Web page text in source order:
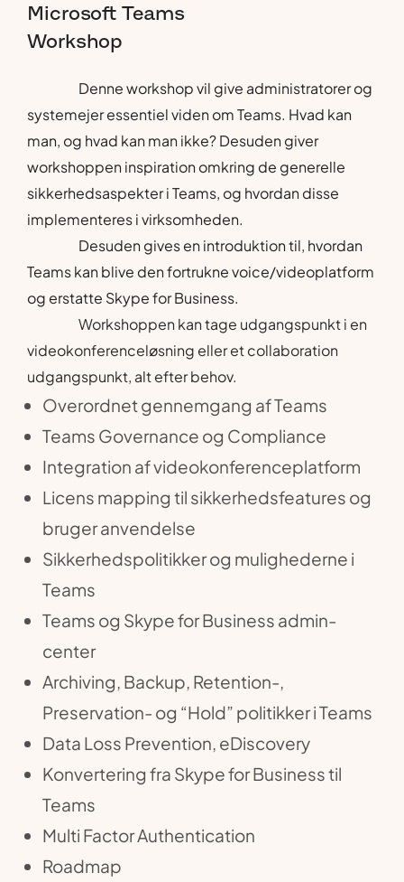
Microsoft Teams
Workshop
Denne workshop vil give administratorer og
systemejer essentiel viden om Teams. Hvad kan
man, og hvad kan man ikke? Desuden giver
workshoppen inspiration omkring de generelle
sikkerhedsaspekter i Teams, og hvordan disse
implementeres i virksomheden.
Desuden gives en introduktion til, hvordan
Teams kan blive den fortrukne voice/videoplatform
og erstatte Skype for Business.
Workshoppen kan tage udgangspunkt i en
videokonferenceløsning eller et collaboration
udgangspunkt, alt efter behov.
Overordnet gennemgang af Teams
Teams Governance og Compliance
Integration af videokonferenceplatform
Licens mapping til sikkerhedsfeatures og
bruger anvendelse
Sikkerhedspolitikker og mulighederne i
Teams
Teams og Skype for Business admin-
center
Archiving, Backup, Retention-,
Preservation- og “Hold” politikker i Teams
Data Loss Prevention, eDiscovery
Konvertering fra Skype for Business til
Teams
Multi Factor Authentication
Roadmap